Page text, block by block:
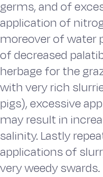
germs, and of
application of
moreover of water
of decreased
herbage for the
with very rich
pigs), excessive
may result in
salinity. Lastly
applications of
very weedy swards.